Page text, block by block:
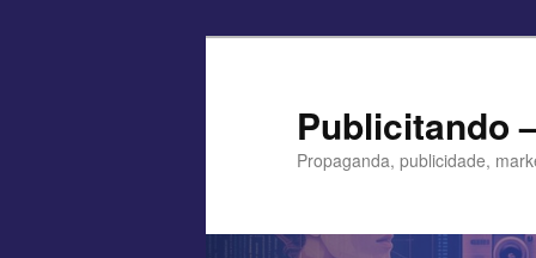
Publicitando
Propaganda, publicidade,